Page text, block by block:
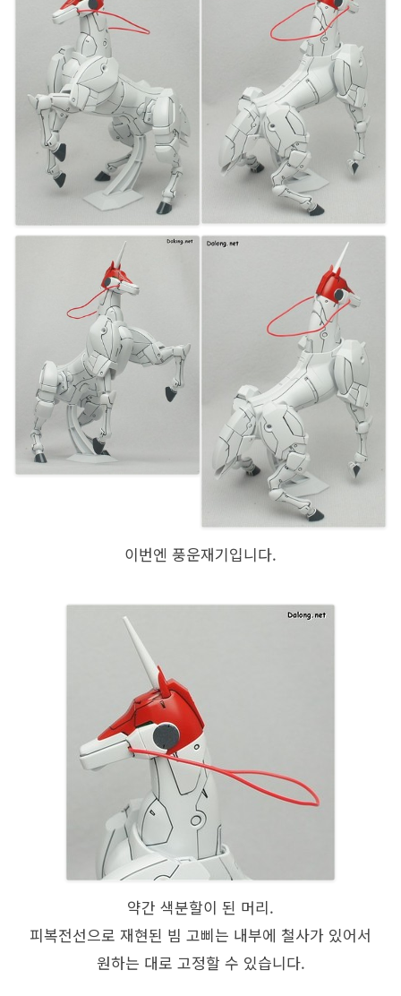
이번엔 풍운재기입니다.
약간 색분할이 된 머리.
피복전선으로 재현된 빔 고삐는 내부에 철사가 있어서
원하는 대로 고정할 수 있습니다.